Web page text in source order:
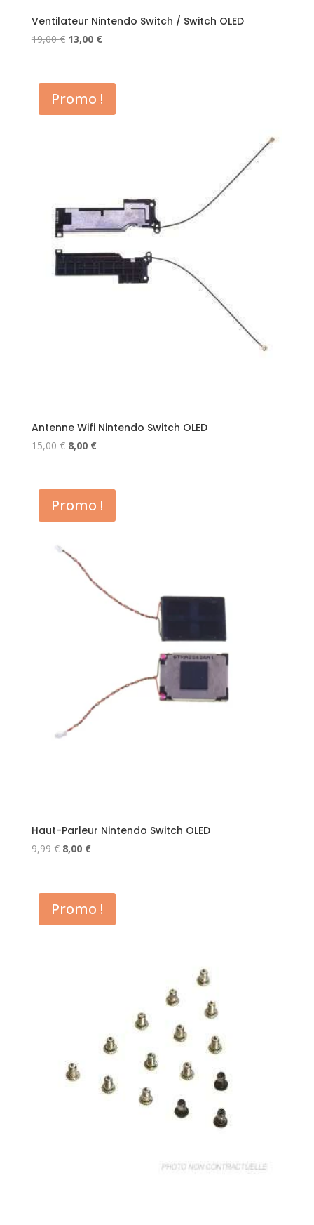
Ventilateur Nintendo Switch / Switch OLED
19,00€ Le
était :
19,00 €.
13,00 €Le
est :
13,00 €.
Promo !
Antenne Wifi Nintendo Switch OLED
15,00€ Le
était :
15,00 €.
8,00 €Le
est :
8,00 €.
Promo !
Haut-Parleur Nintendo Switch OLED
9,99€ Le
était :
9,99 €.
8,00 €Le
est :
8,00 €.
Promo !